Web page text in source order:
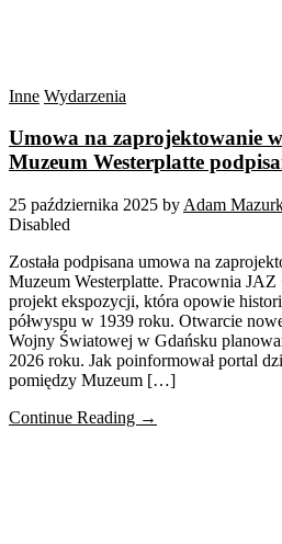
Inne Wydarzenia
Umowa na zaprojektowanie
Muzeum Westerplatte
25 października 2025 by Adam
Disabled
Została podpisana umowa na
Muzeum Westerplatte. Pracownia
projekt ekspozycji, która opowie
półwyspu w 1939 roku. Otwarcie
Wojny Światowej w Gdańsku
2026 roku. Jak poinformował portal
pomiędzy Muzeum […]
Continue Reading →